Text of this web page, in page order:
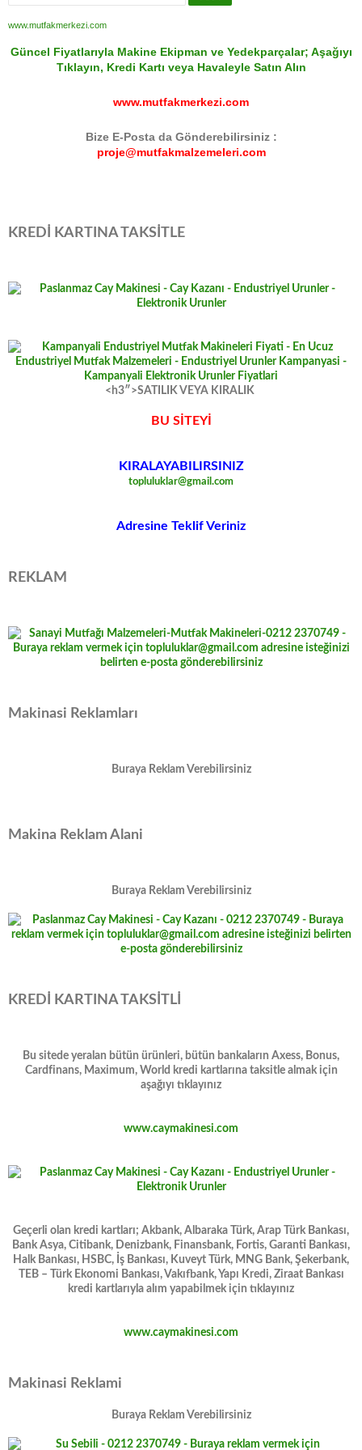
www.mutfakmerkezi.com
Güncel Fiyatlarıyla Makine Ekipman ve Yedekparçalar; Aşağıyı
Tıklayın, Kredi Kartı veya Havaleyle Satın Alın
www.mutfakmerkezi.com
Bize E-Posta da Gönderebilirsiniz :
proje@mutfakmalzemeleri.com
KREDİ KARTINA TAKSİTLE
<h3″>SATILIK VEYA KIRALIK
BU SİTEYİ
KIRALAYABILIRSINIZ
topluluklar@gmail.com
Adresine Teklif Veriniz
REKLAM
Makinasi Reklamları
Buraya Reklam Verebilirsiniz
Makina Reklam Alani
Buraya Reklam Verebilirsiniz
KREDİ KARTINA TAKSİTLİ
Bu sitede yeralan bütün ürünleri, bütün bankaların Axess, Bonus,
Cardfinans, Maximum, World kredi kartlarına taksitle almak için
aşağıyı tıklayınız
www.caymakinesi.com
Geçerli olan kredi kartları; Akbank, Albaraka Türk, Arap Türk Bankası,
Bank Asya, Citibank, Denizbank, Finansbank, Fortis, Garanti Bankası,
Halk Bankası, HSBC, İş Bankası, Kuveyt Türk, MNG Bank, Şekerbank,
TEB – Türk Ekonomi Bankası, Vakıfbank, Yapı Kredi, Ziraat Bankası
kredi kartlarıyla alım yapabilmek için tıklayınız
www.caymakinesi.com
Makinasi Reklami
Buraya Reklam Verebilirsiniz